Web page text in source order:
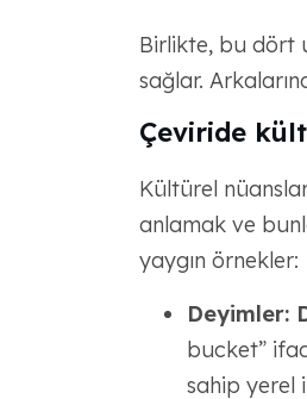
Birlikte, bu dört
sağlar.
Çeviride
Kültürel
anlamak ve
yaygın örnekler:
Deyimler:
bucket”
sahip yerel